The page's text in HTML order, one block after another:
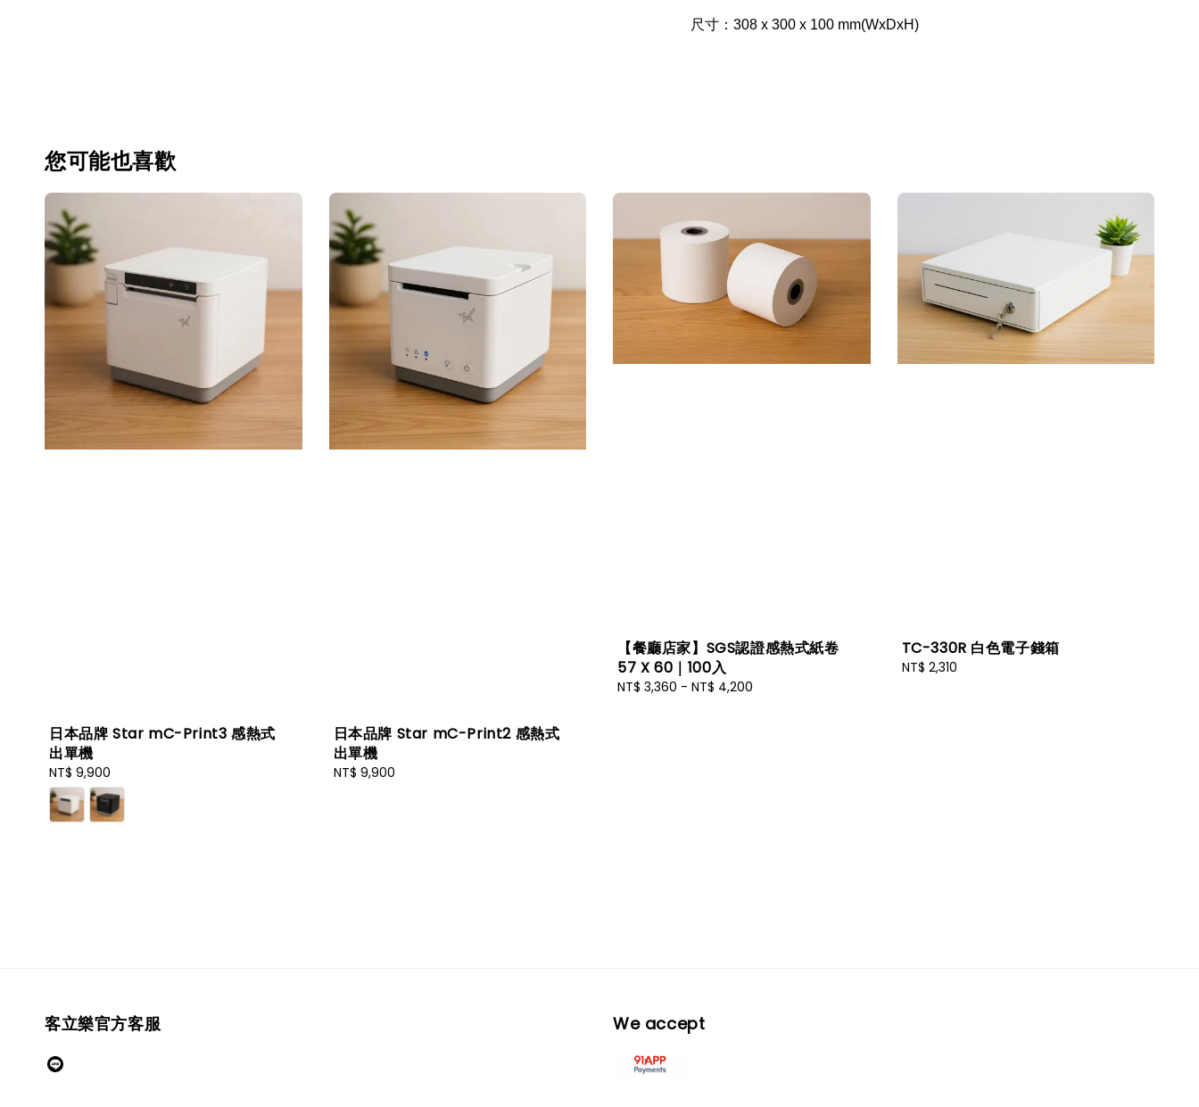
尺寸：308 x 300 x 100 mm(WxDxH)
您可能也喜歡
日本品牌 Star mC-Print3 感熱式
出單機
Regular
price
NT$ 9,900
日本品牌 Star mC-Print2 感熱式
出單機
Regular
NT$ 9,900
【餐廳店家】SGS認證感熱式紙卷
57 X 60｜100入
Regular
NT$ 3,360 - NT$ 4,200
TC-330R 白色電子錢箱
Regular
NT$ 2,310
客立樂官方客服 We accept